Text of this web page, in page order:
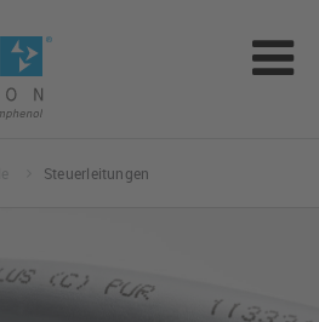
Steuerleitungen